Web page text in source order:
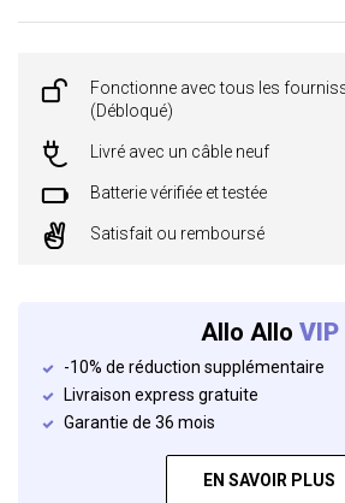
Fonctionne avec tous les
(Débloqué)
Livré avec un câble neuf
Batterie vérifiée et testée
Satisfait ou remboursé
Allo Allo VIP
-10% de réduction supplémentaire
Livraison express gratuite
Garantie de 36 mois
EN SAVOIR PLUS